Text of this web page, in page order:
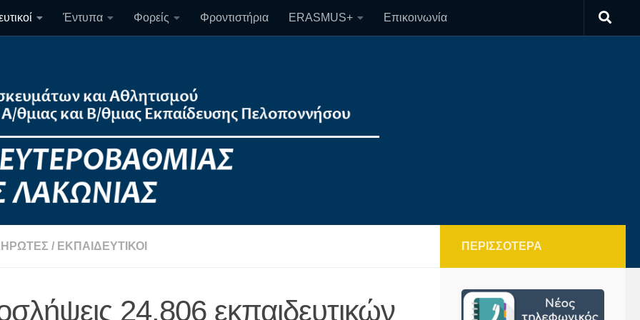
Έντυπα Φορείς Φροντιστήρια ERASMUS+ Επικοινωνία
/ ΕΚΠΑΙΔΕΥΤΙΚΟΊ
24.806 εκπαιδευτικών
ΠΕΡΙΣΣΌΤΕΡΑ